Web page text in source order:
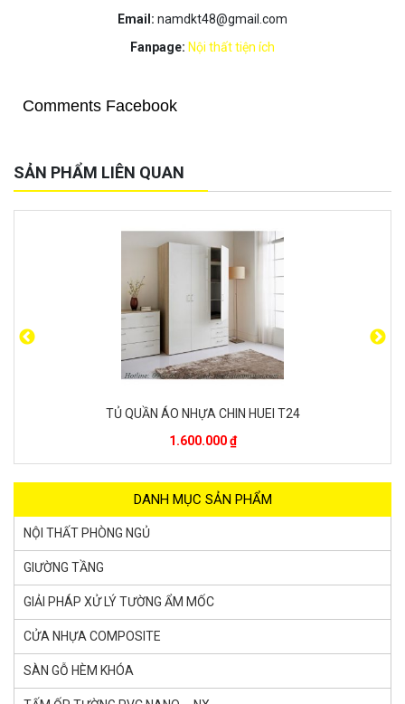
Email: namdkt48@gmail.com
Fanpage: Nội thất tiện ích
Comments Facebook
SẢN PHẨM LIÊN QUAN
TỦ QUẦN ÁO NHỰA CHIN HUEI T20
1.600.000 ₫
DANH MỤC SẢN PHẨM
NỘI THẤT PHÒNG NGỦ
GIƯỜNG TẦNG
GIẢI PHÁP XỬ LÝ TƯỜNG ẨM MỐC
CỬA NHỰA COMPOSITE
SÀN GỖ HÈM KHÓA